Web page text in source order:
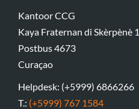
Kantoor CCG
Kaya Fraternan di Skèrpènè 1
Postbus 4673
Curaçao
Helpdesk: (+5999) 6866266
T.: (+5999) 767 1584